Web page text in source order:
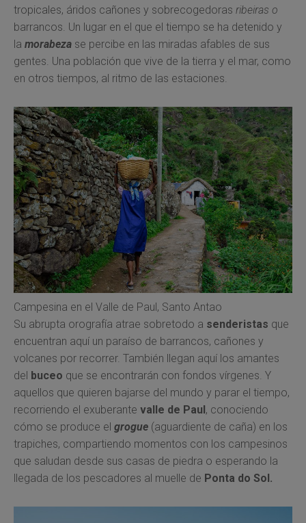
tropicales, áridos cañones y sobrecogedoras ribeiras o
barrancos. Un lugar en el que el tiempo se ha detenido y
la morabeza se percibe en las miradas afables de sus
gentes. Una población que vive de la tierra y el mar, como
en otros tiempos, al ritmo de las estaciones.
Campesina en el Valle de Paul, Santo Antao
Su abrupta orografía atrae sobretodo a senderistas que
encuentran aquí un paraíso de barrancos, cañones y
volcanes por recorrer. También llegan aquí los amantes
del buceo que se encontrarán con fondos vírgenes. Y
aquellos que quieren bajarse del mundo y parar el tiempo,
recorriendo el exuberante valle de Paul , conociendo
cómo se produce el grogue (aguardiente de caña) en los
trapiches, compartiendo momentos con los campesinos
que saludan desde sus casas de piedra o esperando la
llegada de los pescadores al muelle de Ponta do Sol.